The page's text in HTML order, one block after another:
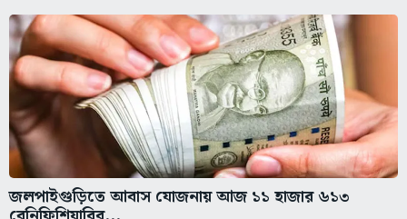
জলপাইগুড়িতে আবাস যোজনায় আজ ১১ হাজার ৬১৩